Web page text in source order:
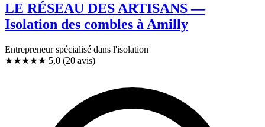
LE RÉSEAU DES ARTISANS —
Isolation des combles à Amilly
Entrepreneur spécialisé dans l'isolation
★★★★★ 5,0 (20 avis)